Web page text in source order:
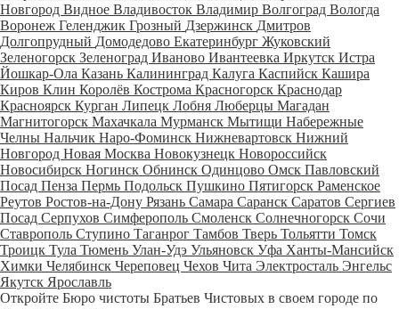
Новгород Видное Владивосток Владимир Волгоград Вологда
Воронеж Геленджик Грозный Дзержинск Дмитров
Долгопрудный Домодедово Екатеринбург Жуковский
Зеленогорск Зеленоград Иваново Ивантеевка Иркутск Истра
Йошкар-Ола Казань Калининград Калуга Каспийск Кашира
Киров Клин Королёв Кострома Красногорск Краснодар
Красноярск Курган Липецк Лобня Люберцы Магадан
Магнитогорск Махачкала Мурманск Мытищи Набережные
Челны Нальчик Наро-Фоминск Нижневартовск Нижний
Новгород Новая Москва Новокузнецк Новороссийск
Новосибирск Ногинск Обнинск Одинцово Омск Павловский
Посад Пенза Пермь Подольск Пушкино Пятигорск Раменское
Реутов Ростов-на-Дону Рязань Самара Саранск Саратов Сергиев
Посад Серпухов Симферополь Смоленск Солнечногорск Сочи
Ставрополь Ступино Таганрог Тамбов Тверь Тольятти Томск
Троицк Тула Тюмень Улан-Удэ Ульяновск Уфа Ханты-Мансийск
Химки Челябинск Череповец Чехов Чита Электросталь Энгельс
Якутск Ярославль
Откройте Бюро чистоты Братьев Чистовых в своем городе по